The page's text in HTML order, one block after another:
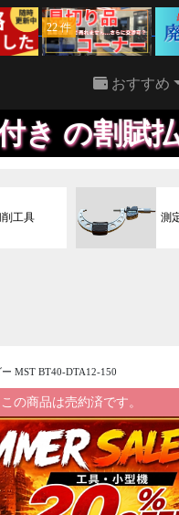
22 件
おすすめ
ースプ
工具 測
MST BT40-DTA12-150
この商品は売約済です。